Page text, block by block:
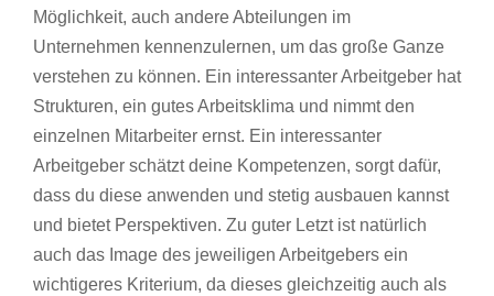
Möglichkeit, auch andere Abteilungen im
Unternehmen kennenzulernen, um das große Ganze
verstehen zu können. Ein interessanter Arbeitgeber hat
Strukturen, ein gutes Arbeitsklima und nimmt den
einzelnen Mitarbeiter ernst. Ein interessanter
Arbeitgeber schätzt deine Kompetenzen, sorgt dafür,
dass du diese anwenden und stetig ausbauen kannst
und bietet Perspektiven. Zu guter Letzt ist natürlich
auch das Image des jeweiligen Arbeitgebers ein
wichtigeres Kriterium, da dieses gleichzeitig auch als